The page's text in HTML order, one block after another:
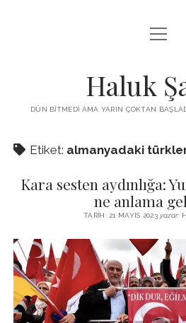
KUTUP YILDIZI
MENDIREK
ADA
İYI YAŞAM VE
BABIALI’DE
BIZ KIMIZ?
DERS NOTLARI –
MED 532 SPRING
YAZMADAN
HABERLER /
menüyü
aç
Haluk
DÜN BITMEDI AMA YARIN ÇOKTAN
Etiket: almanyadaki
Kara sesten aydınlığa:
ne anlama
TARIH: 21 MAYIS 2023yazar: